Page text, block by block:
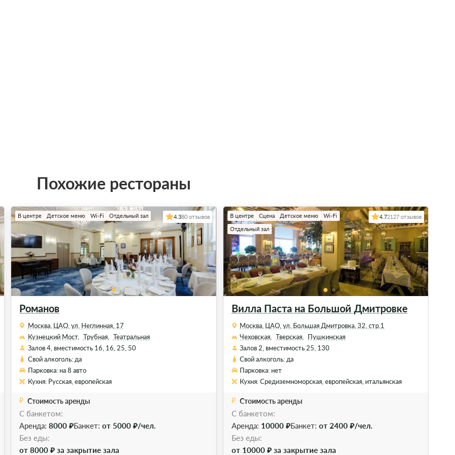
Похожие рестораны
Романов
В центре Детское меню Wi-Fi Отдельный зал 4.380 отзывов
Москва, ЦАО, ул. Неглинная, 17
Кузнецкий Мост,
Трубная,
Театральная
Залов 4, вместимость 16, 16, 25, 50
Свой алкоголь: да
Парковка: на 8 авто
Кухня: Русская, европейская
Стоимость аренды
С банкетом:
Аренда:8000 ₽Банкет:от 5000 ₽/чел.
Без еды:
от 8000 ₽ за закрытие зала
Вилла Паста на Большой Дмитровке
В центре Сцена Детское меню
Wi-Fi
Отдельный зал
4.72127 отзывов
Москва, ЦАО, ул. Большая Дмитровка, 32, стр.1
Чеховская,
Тверская,
Пушкинская
Залов 2, вместимость 25, 130
Свой алкоголь: да
Парковка: нет
Кухня: Средиземноморская, европейская, итальянская
Стоимость аренды
С банкетом:
Аренда: 10000 ₽Банкет: от 2400 ₽/чел.
Без еды:
от 10000 ₽ за закрытие зала